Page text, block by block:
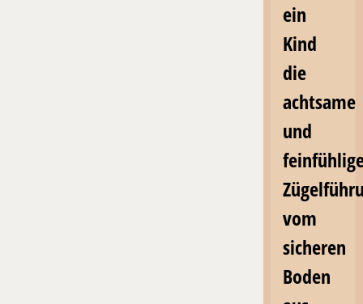
ein
Kind
die
achtsame
und
vom
sicheren
Boden